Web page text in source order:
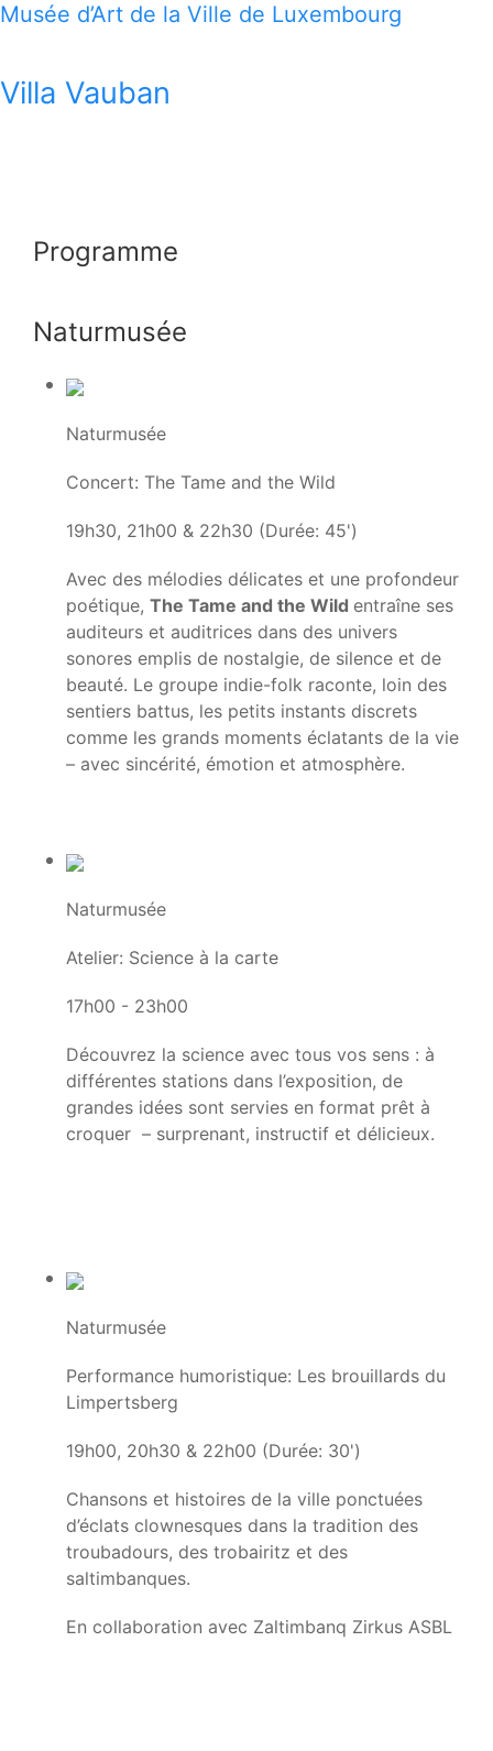
Musée d’Art de la Ville de Luxembourg
Villa Vauban
Programme
Naturmusée
Naturmusée
Concert: The Tame and the Wild
19h30, 21h00 & 22h30 (Durée: 45')
Avec des mélodies délicates et une profondeur
poétique, The Tame and the Wild entraîne ses
auditeurs et auditrices dans des univers
sonores emplis de nostalgie, de silence et de
beauté. Le groupe indie-folk raconte, loin des
sentiers battus, les petits instants discrets
comme les grands moments éclatants de la vie
– avec sincérité, émotion et atmosphère.
Naturmusée
Atelier: Science à la carte
17h00 - 23h00
Découvrez la science avec tous vos sens : à
différentes stations dans l’exposition, de
grandes idées sont servies en format prêt à
croquer – surprenant, instructif et délicieux.
Naturmusée
Performance humoristique: Les brouillards du
Limpertsberg
19h00, 20h30 & 22h00 (Durée: 30')
Chansons et histoires de la ville ponctuées
d’éclats clownesques dans la tradition des
troubadours, des trobairitz et des
saltimbanques.
En collaboration avec Zaltimbanq Zirkus ASBL